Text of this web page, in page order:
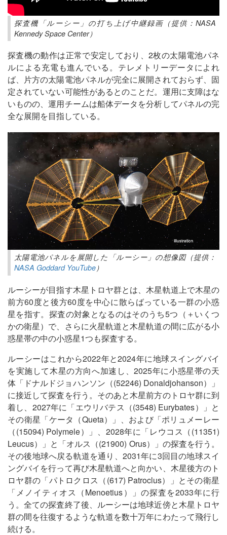
探査機「ルーシー」の打ち上げ中継録画（提供：NASA
Kennedy Space Center）
探査機の動作は正常で安定しており、2枚の太陽電池パネ
ルによる充電も進んでいる。テレメトリーデータによれ
ば、片方の太陽電池パネルが完全に展開されておらず、固
定されていない可能性があるとのことだ。運用に支障はな
いものの、運用チームは船体データを分析してパネルの完
全な展開を目指している。
太陽電池パネルを展開した「ルーシー」の想像図（提供：
NASA Goddard YouTube）
ルーシーが目指す木星トロヤ群とは、木星軌道上で木星の
前方60度と後方60度を中心に散らばっている一群の小惑
星を指す。探査の対象となるのはそのうち5つ（＋いくつ
かの衛星）で、さらに火星軌道と木星軌道の間に広がる小
惑星帯の中の小惑星1つも探査する。
ルーシーはこれから2022年と2024年に地球スイングバイ
を実施して木星の方向へ加速し、2025年に小惑星帯の天
体「ドナルドジョハンソン（(52246) Donaldjohanson）」
に接近して探査を行う。そのあと木星前方のトロヤ群に到
着し、2027年に「エウリバテス（(3548) Eurybates）」と
その衛星「ケータ（Queta）」、および「ポリュメーレー
（(15094) Polymele）」、2028年に「レウコス（(11351)
Leucus）」と「オルス（(21900) Orus）」の探査を行う。
その後地球へ戻る軌道を通り、2031年に3回目の地球スイ
ングバイを行って再び木星軌道へと向かい、木星後方のト
ロヤ群の「パトロクロス（(617) Patroclus）」とその衛星
「メノイティオス（Menoetius）」の探査を2033年に行
う。全ての探査終了後、ルーシーは地球近傍と木星トロヤ
群の間を往復するような軌道を数十万年にわたって飛行し
続ける。